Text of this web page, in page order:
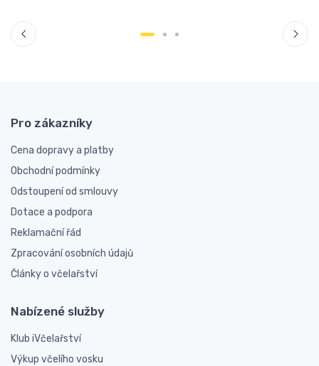
Pro zákazníky
Cena dopravy a platby
Obchodní podmínky
Odstoupení od smlouvy
Dotace a podpora
Reklamační řád
Zpracování osobních údajů
Články o včelařství
Nabízené služby
Klub iVčelařství
Výkup včelího vosku